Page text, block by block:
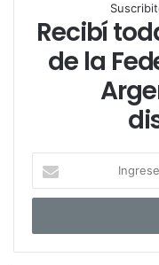
Recibí
de la
g
e
s